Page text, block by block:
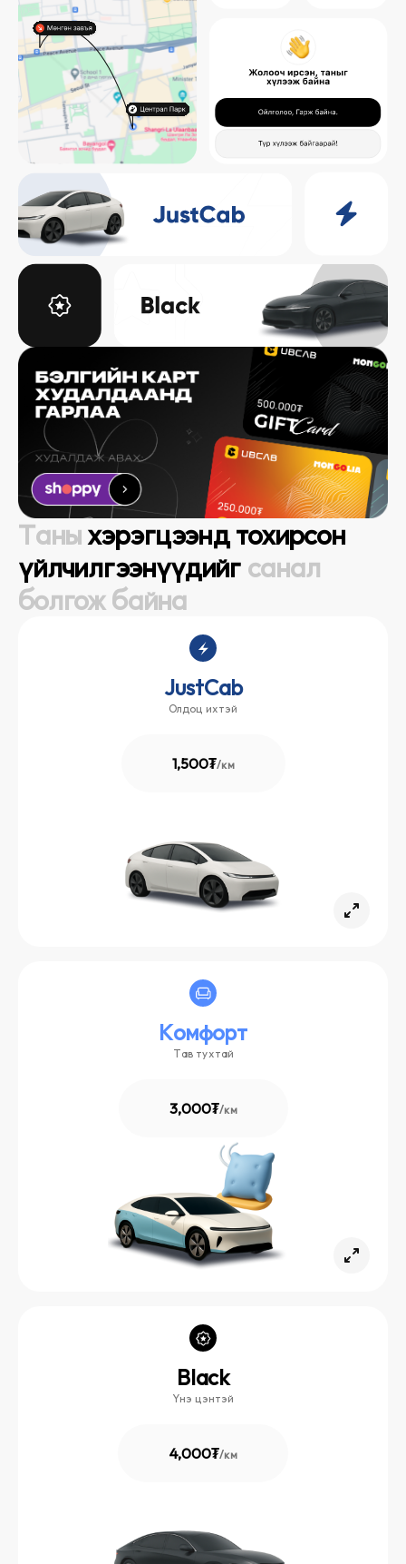
Таныхэрэгцээнд тохирсон
үйлчилгээнүүдийг санал
болгож байна
JustCab
Олдоц ихтэй
1,500₮/км
Комфорт
Тав тухтай
3,000₮/км
Black
Үнэ цэнтэй
4,000₮/км